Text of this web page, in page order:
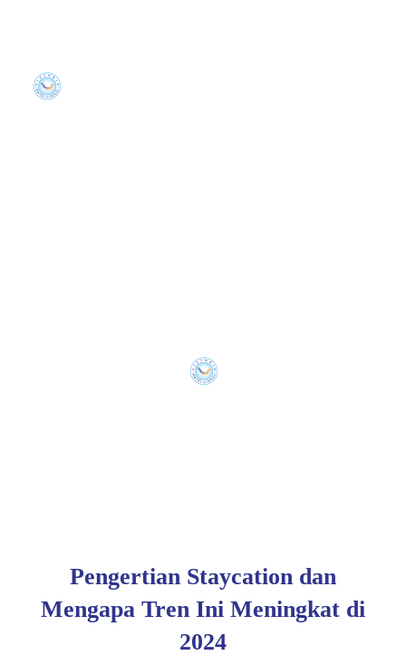
Pengertian Staycation dan
Mengapa Tren Ini Meningkat di
2024